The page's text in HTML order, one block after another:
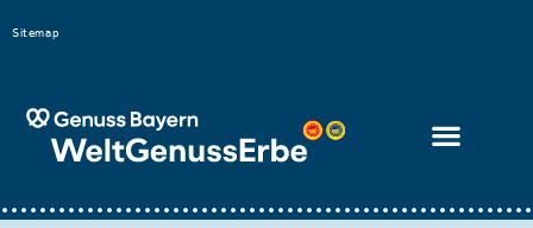
dass
diese
Seite
Sitemap